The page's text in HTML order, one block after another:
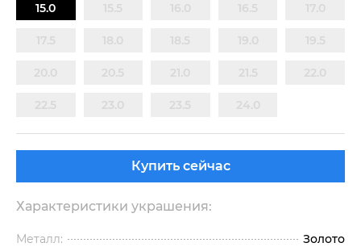
15.0
Купить сейчас
Характеристики украшения:
Металл:
Золото